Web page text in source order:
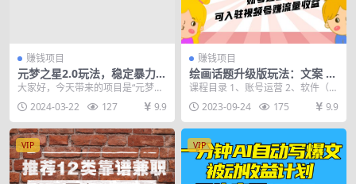
赚钱项目
元梦之星2.0玩法，稳定暴力变
现，日入2000+，一部手机即
可操作
大家好，今天带来的项目是“元梦之
星2.0玩法，稳定暴力变现，日入20
00+，一部...
2024-03-22 127 9.9
赚钱项目
绘画话题升级版玩法：文案 绘
画 视频制作 账号运营 可入驻
视频号赚流量收益
课程目录 1、账号运营 2、软件（画
世界） 3、画图 4、抠图 5、人物重
复使用...
2023-09-24 175 9.9
VIP VIP